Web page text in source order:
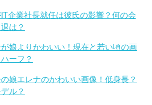
企業社長就任は彼氏の影響？何の会
は？
娘よりかわいい！現在と若い頃の画
ーフ？
娘エレナのかわいい画像！低身長？
ル？